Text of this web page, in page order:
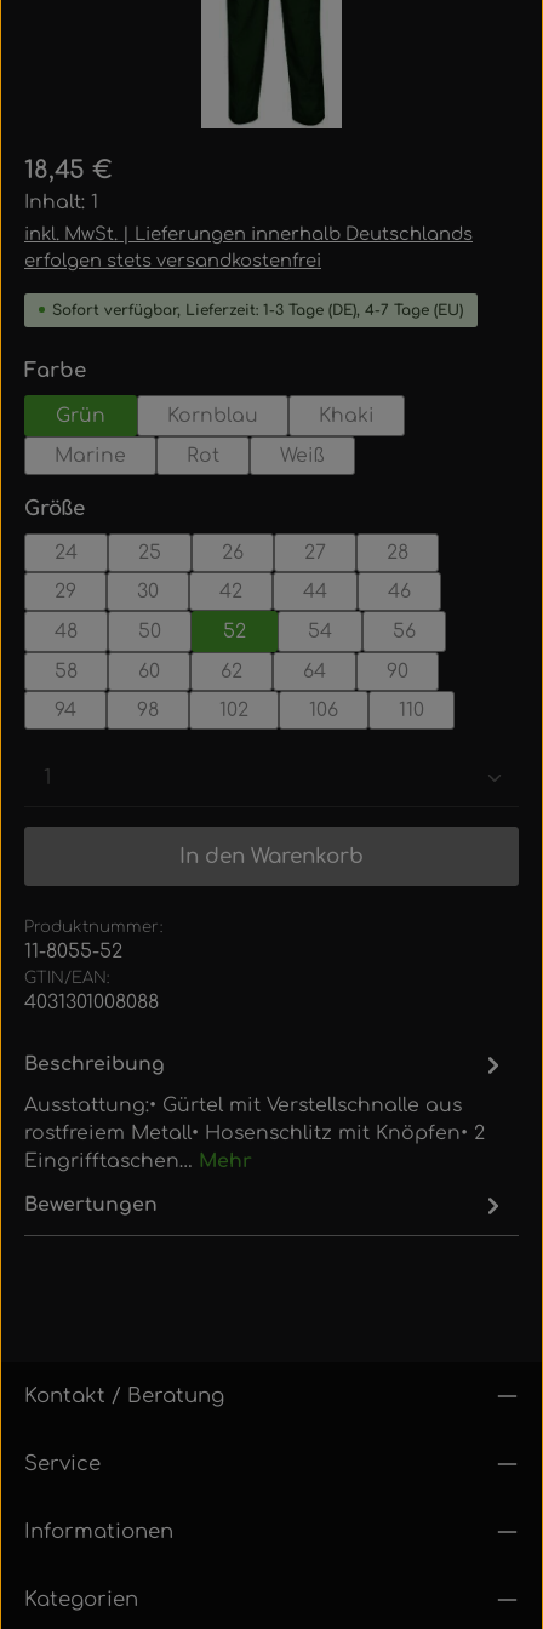
Regulärer Preis:
18,45 €
Inhalt: 1
inkl. MwSt. | Lieferungen innerhalb Deutschlands
erfolgen stets versandkostenfrei
Sofort verfügbar, Lieferzeit: 1-3 Tage (DE), 4-7 Tage (EU)
Farbeauswählen
Grün Kornblau
Khaki
Marine
Rot Weiß
Größeauswählen
24 25 26 27
28
29
30 42 44
46
48
50 52 54
56
58
60 62 64
90
94
98 102 106 110
Produkt Anzahl: Gib den gewünschten Wert
In den Warenkorb
Produktnummer:
11-8055-52
GTIN/EAN:
4031301008088
Beschreibung
Ausstattung:• Gürtel mit Verstellschnalle aus
rostfreiem Metall• Hosenschlitz mit Knöpfen• 2
Eingrifftaschen… Mehr
Bewertungen
Kontakt / Beratung
Service
Informationen
Kategorien